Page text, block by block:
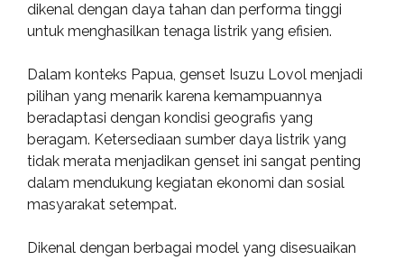
dikenal dengan daya tahan dan performa tinggi
untuk menghasilkan tenaga listrik yang efisien.
Dalam konteks Papua, genset Isuzu Lovol menjadi
pilihan yang menarik karena kemampuannya
beradaptasi dengan kondisi geografis yang
beragam. Ketersediaan sumber daya listrik yang
tidak merata menjadikan genset ini sangat penting
dalam mendukung kegiatan ekonomi dan sosial
masyarakat setempat.
Dikenal dengan berbagai model yang disesuaikan